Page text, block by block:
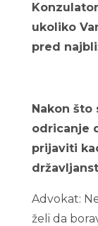
ukoliko
pred
Nakon što
odricanje
prijaviti
Advokat:
želi da